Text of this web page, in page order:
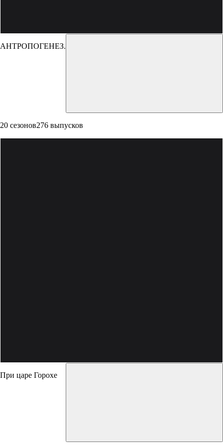
АНТРОПОГЕНЕЗ.РУ
20 сезонов276 выпусков
При царе Горохе